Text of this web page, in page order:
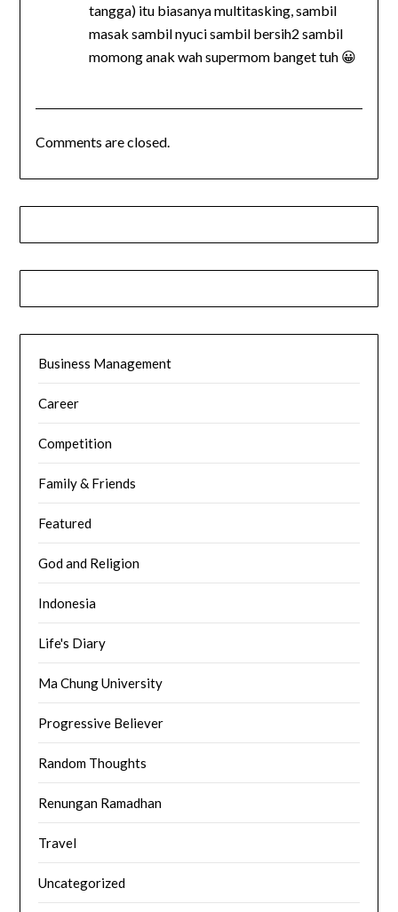
tangga) itu biasanya multitasking, sambil
masak sambil nyuci sambil bersih2 sambil
momong anak wah supermom banget tuh 😀
Comments are closed.
Business Management
Career
Competition
Family & Friends
Featured
God and Religion
Indonesia
Life's Diary
Ma Chung University
Progressive Believer
Random Thoughts
Renungan Ramadhan
Travel
Uncategorized